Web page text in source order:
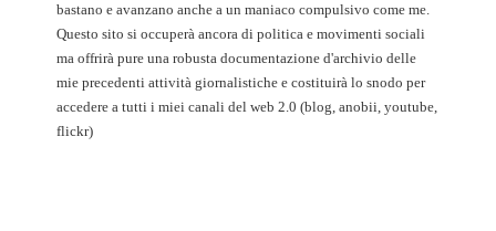
bastano e avanzano anche a un maniaco compulsivo come me.
Questo sito si occuperà ancora di politica e movimenti sociali
ma offrirà pure una robusta documentazione d'archivio delle
mie precedenti attività giornalistiche e costituirà lo snodo per
accedere a tutti i miei canali del web 2.0 (blog, anobii, youtube,
flickr)